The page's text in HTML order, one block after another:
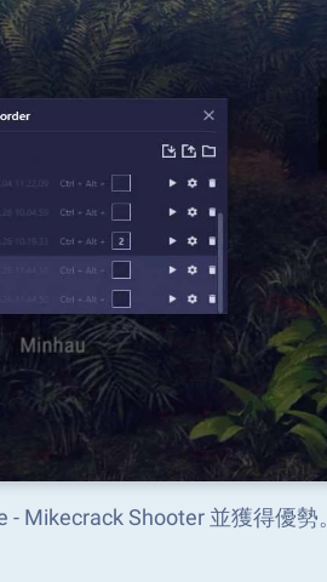
Mikecrack Shooter 並獲得優